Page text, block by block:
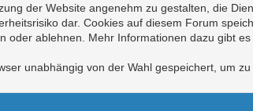
der Website angenehm zu gestalten, die
dar. Cookies auf diesem Forum
oder ablehnen. Mehr Informationen dazu gibt
unabhängig von der Wahl gespeichert, um